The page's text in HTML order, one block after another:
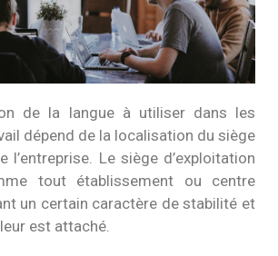
de la langue à utiliser dans les
dépend de la localisation du siège
l’entreprise. Le siège d’exploitation
tout établissement ou centre
un certain caractère de stabilité et
est attaché.